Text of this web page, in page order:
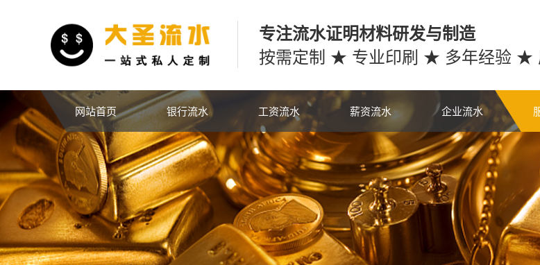
专注流水证明材料研发与制造
按需定制 ★ 专业印刷 ★ 多年经验 ★
网站首页 银行流水 工资流水 薪资流水 企业流水